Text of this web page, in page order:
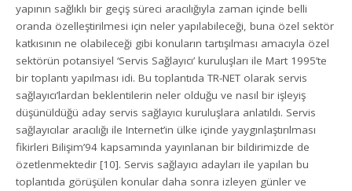
yapının sağlıklı bir geçiş süreci aracılığıyla zaman içinde belli
oranda özelleştirilmesi için neler yapılabileceği, buna özel sektör
katkısının ne olabileceği gibi konuların tartışılması amacıyla özel
sektörün potansiyel ‘Servis Sağlayıcı’ kuruluşları ile Mart 1995’te
bir toplantı yapılması idi. Bu toplantıda TR-NET olarak servis
sağlayıcı’lardan beklentilerin neler olduğu ve nasıl bir işleyiş
düşünüldüğü aday servis sağlayıcı kuruluşlara anlatıldı. Servis
sağlayıcılar aracılığı ile Internet’in ülke içinde yaygınlaştırılması
fikirleri Bilişim’94 kapsamında yayınlanan bir bildirimizde de
özetlenmektedir [10]. Servis sağlayıcı adayları ile yapılan bu
toplantıda görüşülen konular daha sonra izleyen günler ve